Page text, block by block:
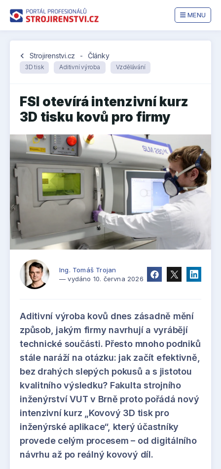
MENU
chevron_left Strojirenstvi.cz - Články
3D tisk Aditivní výroba Vzdělávání
FSI otevírá intenzivní kurz
3D tisku kovů pro firmy
Ing. Tomáš Trojan
— vydáno 10. června 2026
Aditivní výroba kovů dnes zásadně mění
způsob, jakým firmy navrhují a vyrábějí
technické součásti. Přesto mnoho podniků
stále naráží na otázku: jak začít efektivně,
bez drahých slepých pokusů a s jistotou
kvalitního výsledku? Fakulta strojního
inženýrství VUT v Brně proto pořádá nový
intenzivní kurz „Kovový 3D tisk pro
inženýrské aplikace“, který účastníky
provede celým procesem – od digitálního
návrhu až po reálný kovový díl.